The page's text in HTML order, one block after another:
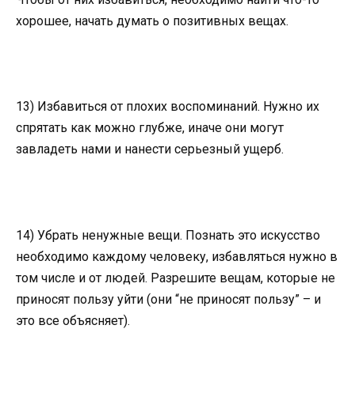
хорошее, начать думать о позитивных вещах.
13) Избавиться от плохих воспоминаний. Нужно их
спрятать как можно глубже, иначе они могут
завладеть нами и нанести серьезный ущерб.
14) Убрать ненужные вещи. Познать это искусство
необходимо каждому человеку, избавляться нужно в
том числе и от людей. Разрешите вещам, которые не
приносят пользу уйти (они “не приносят пользу” – и
это все объясняет).